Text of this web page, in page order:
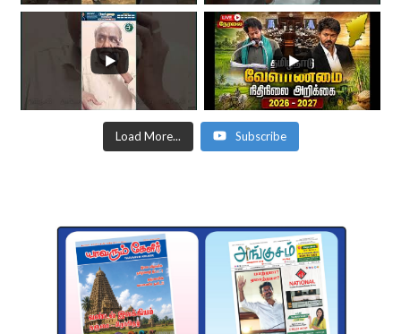
Load More... Subscribe